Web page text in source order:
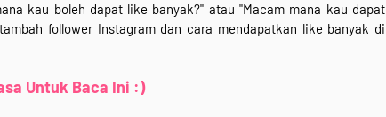
kau boleh dapat like banyak?" atau "Macam mana kau dapat
follower Instagram dan cara mendapatkan like banyak di
Untuk Baca Ini :)